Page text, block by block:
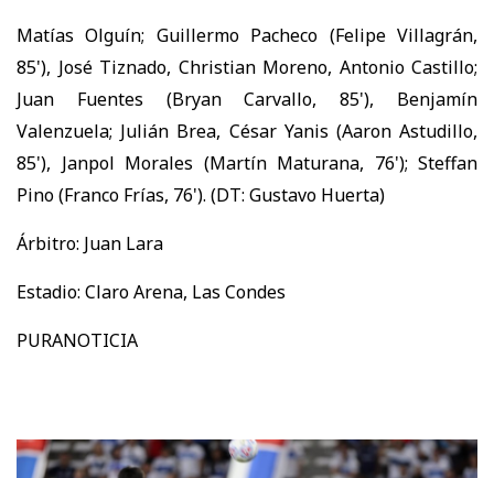
Matías Olguín; Guillermo Pacheco (Felipe Villagrán,
85'), José Tiznado, Christian Moreno, Antonio Castillo;
Juan Fuentes (Bryan Carvallo, 85'), Benjamín
Valenzuela; Julián Brea, César Yanis (Aaron Astudillo,
85'), Janpol Morales (Martín Maturana, 76'); Steffan
Pino (Franco Frías, 76'). (DT: Gustavo Huerta)
Árbitro: Juan Lara
Estadio: Claro Arena, Las Condes
PURANOTICIA